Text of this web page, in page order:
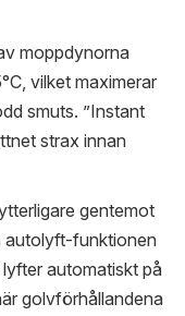
moppdynorna
vilket maximerar
smuts. ”Instant
strax innan
gentemot
autolyft-funktionen
automatiskt på
golvförhållandena